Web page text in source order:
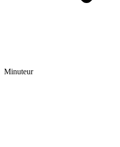
Minuteur